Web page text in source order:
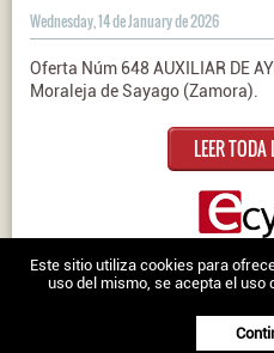
Wednesday, 14 de January de 2026
Oferta Núm 648 AUXILIAR DE
Moraleja de Sayago (Zamora).
LEER TODA
Nosotros|Contacto| Ofertas en
Trabajo en Zamora ©
Este sitio utiliza cookies para
uso del mismo, se acepta el uso